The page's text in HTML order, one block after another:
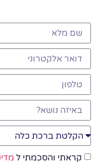
קראתי והסכמתי ל